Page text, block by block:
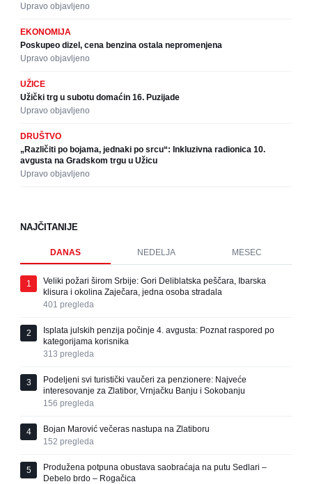
Upravo objavljeno
EKONOMIJA
Poskupeo dizel, cena benzina ostala nepromenjena
Upravo objavljeno
UŽICE
Užički trg u subotu domaćin 16. Puzijade
Upravo objavljeno
DRUŠTVO
„Različiti po bojama, jednaki po srcu“: Inkluzivna radionica 10.
avgusta na Gradskom trgu u Užicu
Upravo objavljeno
NAJČITANIJE
DANAS NEDELJA MESEC
1
Veliki požari širom Srbije: Gori Deliblatska peščara, Ibarska
klisura i okolina Zaječara, jedna osoba stradala
401 pregleda
2
Isplata julskih penzija počinje 4. avgusta: Poznat raspored po
kategorijama korisnika
313 pregleda
3
Podeljeni svi turistički vaučeri za penzionere: Najveće
interesovanje za Zlatibor, Vrnjačku Banju i Sokobanju
156 pregleda
4
Bojan Marović večeras nastupa na Zlatiboru
152 pregleda
5
Produžena potpuna obustava saobraćaja na putu Sedlari –
Debelo brdo – Rogačica